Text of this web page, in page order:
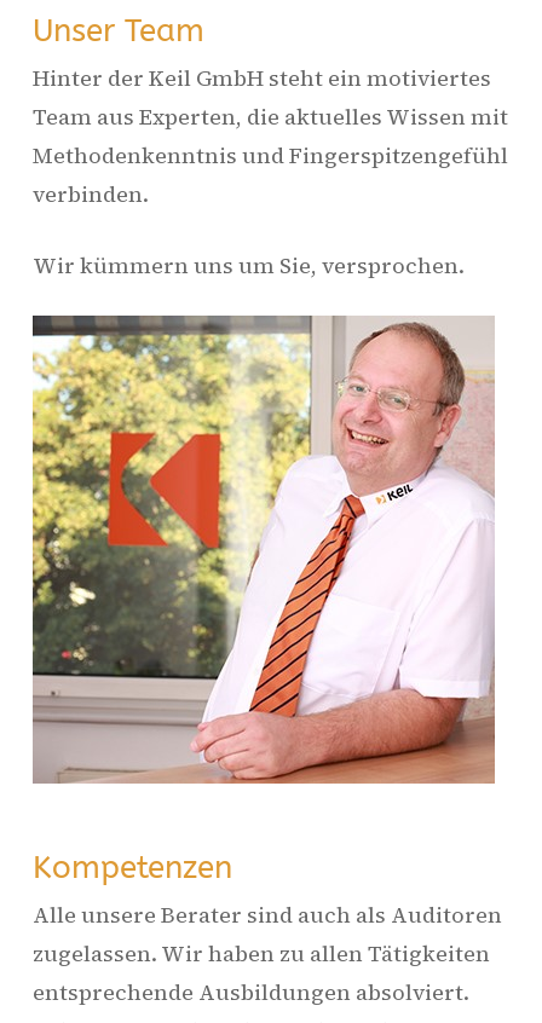
Unser Team
Hinter der Keil GmbH steht ein motiviertes
Team aus Experten, die aktuelles Wissen mit
Methodenkenntnis und Fingerspitzengefühl
verbinden.
Wir kümmern uns um Sie, versprochen.
Kompetenzen
Alle unsere Berater sind auch als Auditoren
zugelassen. Wir haben zu allen Tätigkeiten
entsprechende Ausbildungen absolviert.